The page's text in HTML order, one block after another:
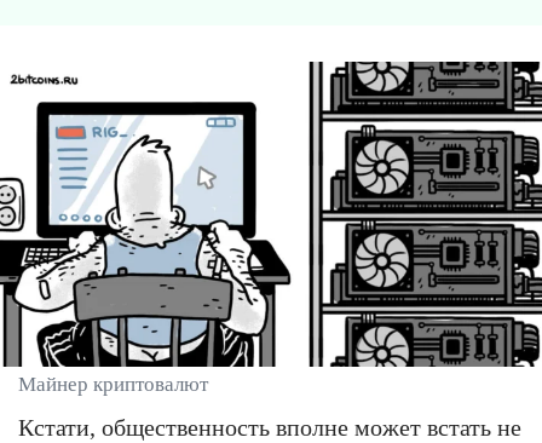
Майнер криптовалют
Кстати, общественность вполне может встать не